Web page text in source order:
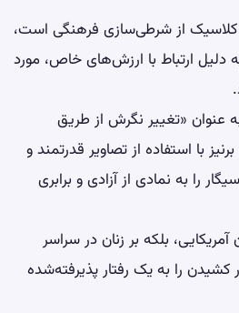
کلاسیک از شرطی‌سازی فرهنگی است،
دلیل ارتباط با ارزش‌های خاص، مورد
عنوان «تغییر نگرش از طریق
با استفاده از تصاویر قدرتمند و
را به نمادی از آزادی و برابری
آمریکایی، بلکه بر زنان در سراسر
را به یک رفتار پذیرفته‌شده